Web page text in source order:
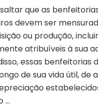
que as
devem ser
ou produção,
atribuíveis à sua
essas benfeitorias
de sua vida útil, de
…